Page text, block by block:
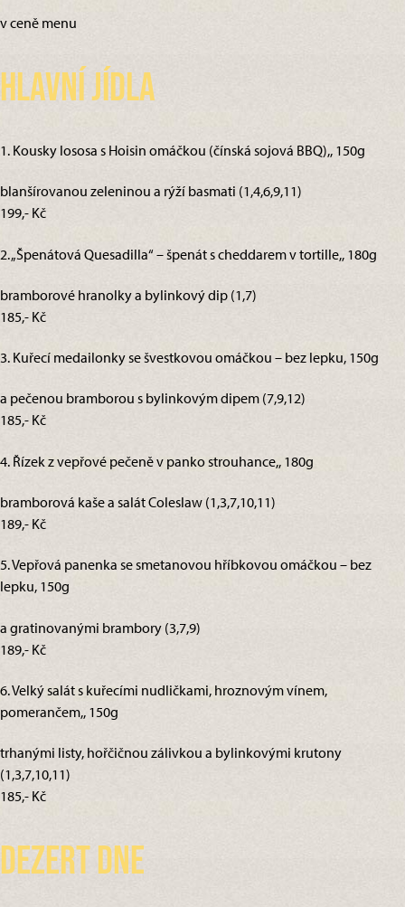
v ceně menu
Hlavní jídla
1. Kousky lososa s Hoisin omáčkou (čínská sojová BBQ),, 150g
blanšírovanou zeleninou a rýží basmati (1,4,6,9,11)
199,- Kč
2. „Špenátová Quesadilla“ – špenát s cheddarem v tortille,, 180g
bramborové hranolky a bylinkový dip (1,7)
185,- Kč
3. Kuřecí medailonky se švestkovou omáčkou – bez lepku, 150g
a pečenou bramborou s bylinkovým dipem (7,9,12)
185,- Kč
4. Řízek z vepřové pečeně v panko strouhance,, 180g
bramborová kaše a salát Coleslaw (1,3,7,10,11)
189,- Kč
5. Vepřová panenka se smetanovou hříbkovou omáčkou – bez
lepku, 150g
a gratinovanými brambory (3,7,9)
189,- Kč
6. Velký salát s kuřecími nudličkami, hroznovým vínem,
pomerančem,, 150g
trhanými listy, hořčičnou zálivkou a bylinkovými krutony
(1,3,7,10,11)
185,- Kč
Dezert dne